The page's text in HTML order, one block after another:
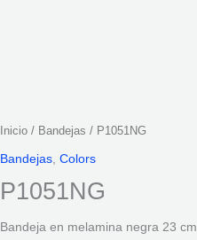
Inicio / Bandejas / P1051NG
Bandejas Colors
P1051NG
Bandeja en melamina negra 23 cm